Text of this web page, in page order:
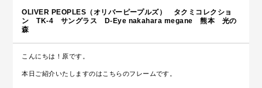
OLIVER PEOPLES（オリバーピープルズ） タクミコレクショ
ン TK-4 サングラス D-Eye nakahara megane 熊本 光の
森
こんにちは！原です。
本日ご紹介いたしますのはこちらのフレームです。